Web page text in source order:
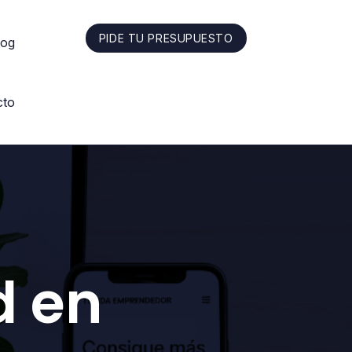
PIDE TU PRESUPUESTO
en